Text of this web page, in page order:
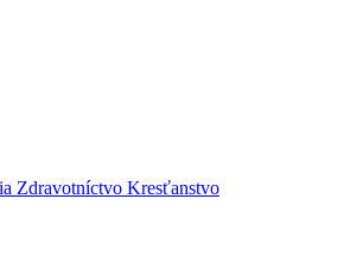
Zdravotníctvo Kresťanstvo